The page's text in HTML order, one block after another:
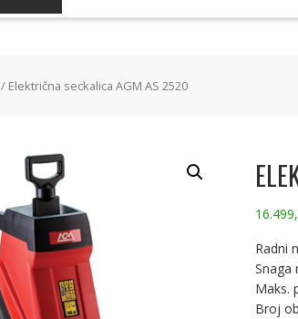
/ Električna seckalica AGM AS 2520
Radni
Snaga
Maks.
Broj